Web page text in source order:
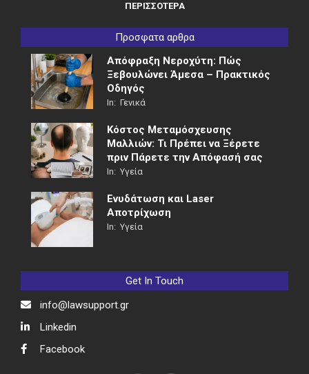
ΠΕΡΙΣΣΟΤΕΡΑ
Προσφατα αρθρα
Απόφραξη Νεροχύτη: Πώς
Ξεβουλώνει Άμεσα – Πρακτικός
Οδηγός
In: Γενικά
Κόστος Μεταμόσχευσης
Μαλλιών: Τι Πρέπει να Ξέρετε
πριν Πάρετε την Απόφασή σας
In: Υγεία
Ενυδάτωση και Laser
Αποτρίχωση
In: Υγεία
Get In Touch
info@lawsupport.gr
Linkedin
Facebook